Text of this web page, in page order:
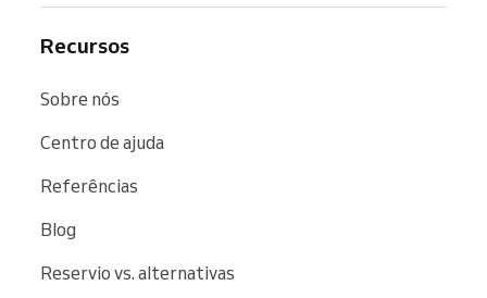
Recursos
Sobre nós
Centro de ajuda
Referências
Blog
Reservio vs. alternativas